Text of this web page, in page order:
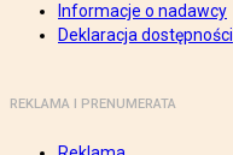
Informacje o nadawcy
Deklaracja dostępności
REKLAMA I PRENUMERATA